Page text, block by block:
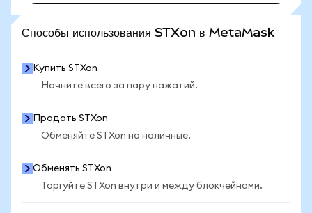
Способы использования STXon в MetaMask
Купить STXon
Начните всего за пару нажатий.
Продать STXon
Обменяйте STXon на наличные.
Обменять STXon
Торгуйте STXon внутри и между блокчейнами.